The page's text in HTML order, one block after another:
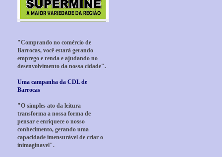
"Comprando no comércio de
Barrocas, você estará gerando
emprego e renda e ajudando no
desenvolvimento da nossa cidade".
Uma campanha da CDL de
Barrocas
"O simples ato da leitura
transforma a nossa forma de
pensar e enriquece o nosso
conhecimento, gerando uma
capacidade imensurável de criar o
inimaginavel".